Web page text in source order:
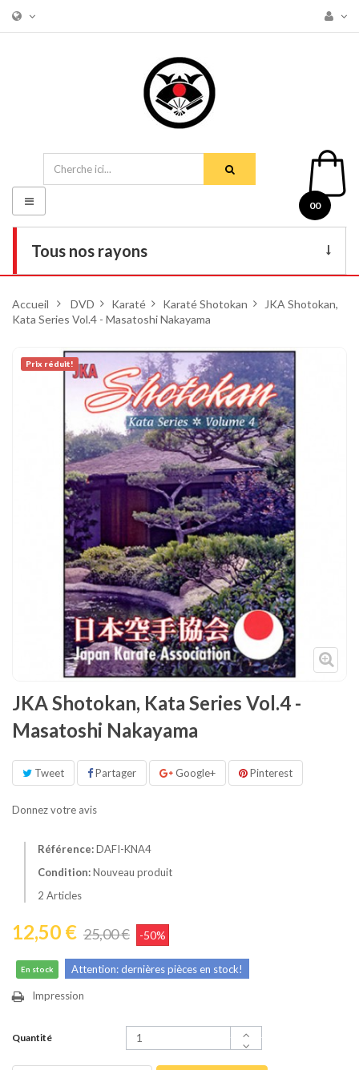
00
Tous nos rayons
DVD
Armes
Tenues
Chaussures
Protections
Cible de frappe
Condition physique
Accessoires
Tatamis
Décoration
Voir plus
Basculer
la
navigation
Accueil > DVD > Karaté > Karaté Shotokan >
JKA Shotokan,
Kata Series Vol.4 - Masatoshi Nakayama
Prix ​​réduit!
JKA Shotokan, Kata Series Vol.4 -
Masatoshi Nakayama
Tweet Partager Google+ Pinterest
Donnez votre avis
Référence:DAFI-KNA4
Condition:Nouveau produit
2 Articles
12,50 € 25,00 € -50%
En stock Attention: dernières pièces en stock!
Impression
Quantité